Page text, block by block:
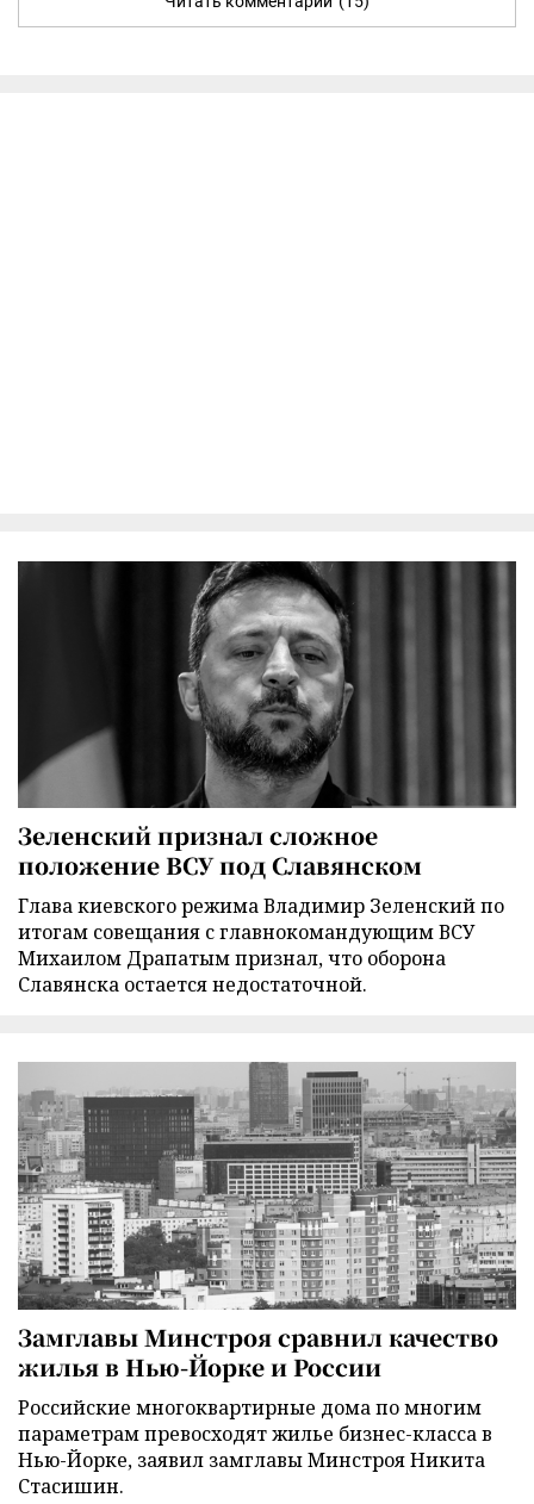
Зеленский признал сложное
положение ВСУ под Славянском
Глава киевского режима Владимир Зеленский по
итогам совещания с главнокомандующим ВСУ
Михаилом Драпатым признал, что оборона
Славянска остается недостаточной.
Замглавы Минстроя сравнил качество
жилья в Нью-Йорке и России
Российские многоквартирные дома по многим
параметрам превосходят жилье бизнес-класса в
Нью-Йорке, заявил замглавы Минстроя Никита
Стасишин.